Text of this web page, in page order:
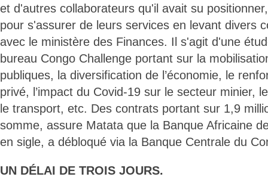
et d'autres collaborateurs qu'il avait su
pour s'assurer de leurs services en levant divers
avec le ministère des Finances. Il s'agit d'une
bureau Congo Challenge portant sur la
publiques, la diversification de l’économie, le
privé, l’impact du Covid-19 sur le secteur minier,
le transport, etc. Des contrats portant sur 1,9
somme, assure Matata que la Banque Africaine
en sigle, a débloqué via la Banque Centrale du
UN DÉLAI DE TROIS JOURS.